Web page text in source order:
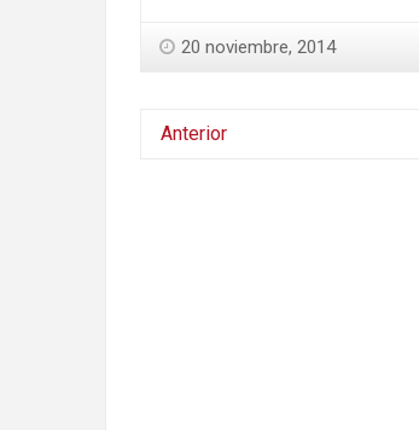
20 noviembre, 2014
Anterior